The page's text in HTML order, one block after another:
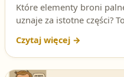
Które elementy broni
uznaje za istotne części?
odpowiedź i dowiedz się,
zamkowa decyduje o